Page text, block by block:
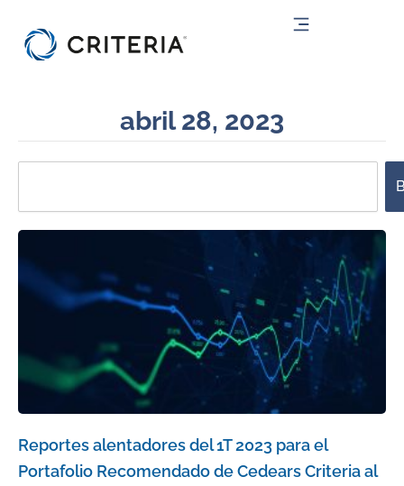
contenido
abril 28, 2023
Reportes alentadores del 1T 2023 para el
Portafolio Recomendado de Cedears Criteria al